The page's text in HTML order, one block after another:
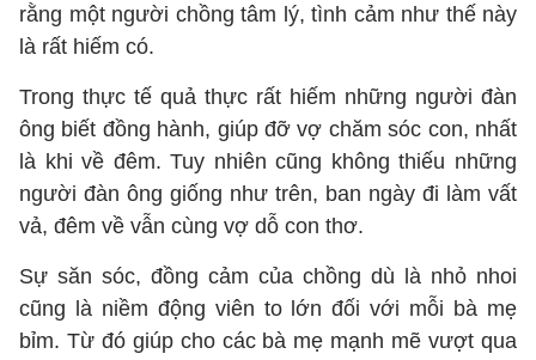
rằng một người chồng tâm lý, tình cảm như thế này
là rất hiếm có.
Trong thực tế quả thực rất hiếm những người đàn
ông biết đồng hành, giúp đỡ vợ chăm sóc con, nhất
là khi về đêm. Tuy nhiên cũng không thiếu những
người đàn ông giống như trên, ban ngày đi làm vất
vả, đêm về vẫn cùng vợ dỗ con thơ.
Sự săn sóc, đồng cảm của chồng dù là nhỏ nhoi
cũng là niềm động viên to lớn đối với mỗi bà mẹ
bỉm. Từ đó giúp cho các bà mẹ mạnh mẽ vượt qua